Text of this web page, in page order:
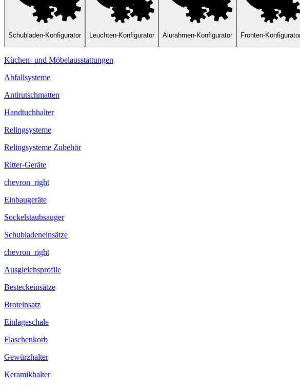
Schubladen-Konfigurator Leuchten-Konfigurator Alurahmen-Konfigurator Fronten-
Küchen- und Möbelausstattungen
Abfallsysteme
Antirutschmatten
Handtuchhalter
Relingsysteme
Relingsysteme Zubehör
Ritter-Geräte
chevron_right
Einbaugeräte
Sockelstaubsauger
Schubladeneinsätze
chevron_right
Ausgleichsprofile
Besteckeinsätze
Broteinsatz
Einlageschale
Flaschenkorb
Gewürzhalter
Keramikhalter